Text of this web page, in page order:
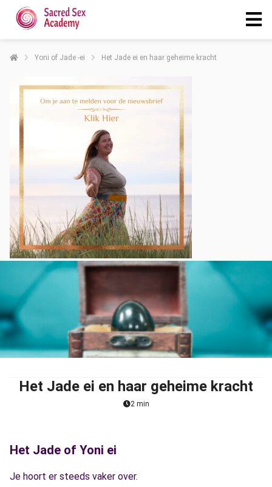
Yoni of Jade -ei Het Jade ei en haar geheime kracht
Het Jade ei en haar geheime kracht
2 min
Het Jade of Yoni ei
Je hoort er steeds vaker over.